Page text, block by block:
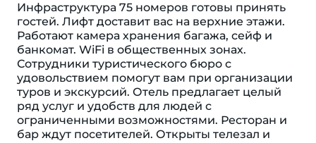
Инфраструктура 75 номеров готовы принять
гостей. Лифт доставит вас на верхние этажи.
Работают камера хранения багажа, сейф и
банкомат. WiFi в общественных зонах.
Сотрудники туристического бюро с
удовольствием помогут вам при организации
туров и экскурсий. Отель предлагает целый
ряд услуг и удобств для людей с
ограниченными возможностями. Ресторан и
бар ждут посетителей. Открыты телезал и